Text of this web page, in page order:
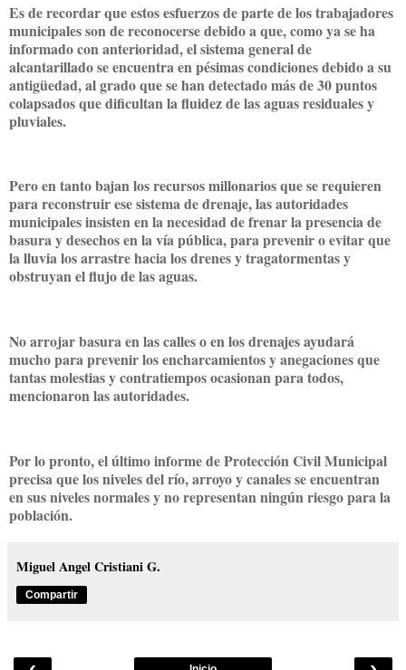
Es de recordar que estos esfuerzos de parte de los trabajadores
municipales son de reconocerse debido a que, como ya se ha
informado con anterioridad, el sistema general de
alcantarillado se encuentra en pésimas condiciones debido a su
antigüedad, al grado que se han detectado más de 30 puntos
colapsados que dificultan la fluidez de las aguas residuales y
pluviales.
Pero en tanto bajan los recursos millonarios que se requieren
para reconstruir ese sistema de drenaje, las autoridades
municipales insisten en la necesidad de frenar la presencia de
basura y desechos en la vía pública, para prevenir o evitar que
la lluvia los arrastre hacia los drenes y tragatormentas y
obstruyan el flujo de las aguas.
No arrojar basura en las calles o en los drenajes ayudará
mucho para prevenir los encharcamientos y anegaciones que
tantas molestias y contratiempos ocasionan para todos,
mencionaron las autoridades.
Por lo pronto, el último informe de Protección Civil Municipal
precisa que los niveles del río, arroyo y canales se encuentran
en sus niveles normales y no representan ningún riesgo para la
población.
Miguel Angel Cristiani G.
Compartir